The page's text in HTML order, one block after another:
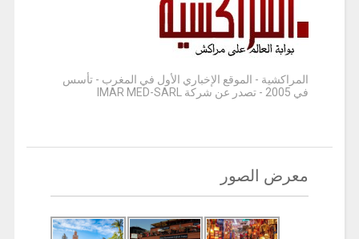
المراكشية - الموقع الإخباري الأول في المغرب - تأسس
في 2005 - تصدر عن شركة IMAR MED-SARL
معرض الصور